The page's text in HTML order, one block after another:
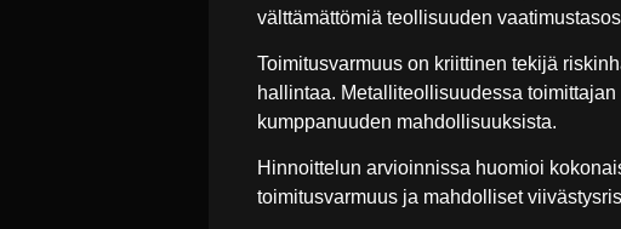
välttämättömiä teollisuuden
Toimitusvarmuus on kriittinen tekijä
hallintaa. Metalliteollisuudessa
kumppanuuden mahdollisuuksista.
Hinnoittelun arvioinnissa huomioi
toimitusvarmuus ja mahdolliset